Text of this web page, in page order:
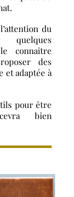
du
quelques
connaitre
des
et adaptée à
pour être
bien